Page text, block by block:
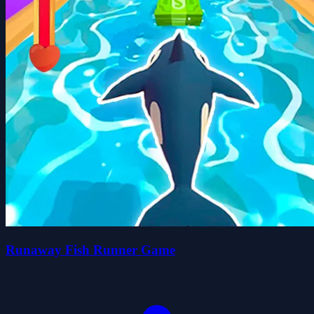
Runaway Fish Runner Game